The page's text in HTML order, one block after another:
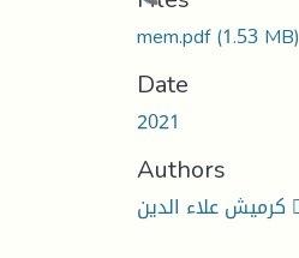
mem.pdf(1.53 MB)
Date
2021
Authors